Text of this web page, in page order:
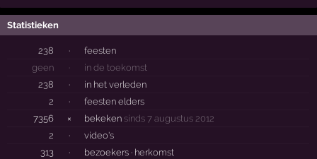
Statistieken
238 ·
feesten
geen
·
in de toekomst
238
·
in het verleden
2
·
feesten elders
7356
× bekeken sinds 7 augustus 2012
2
·
video's
313
· bezoekers · herkomst